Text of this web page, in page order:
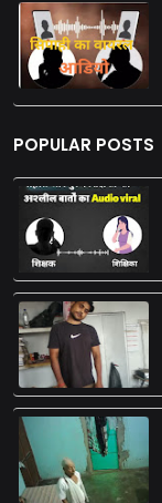
POPULAR POSTS